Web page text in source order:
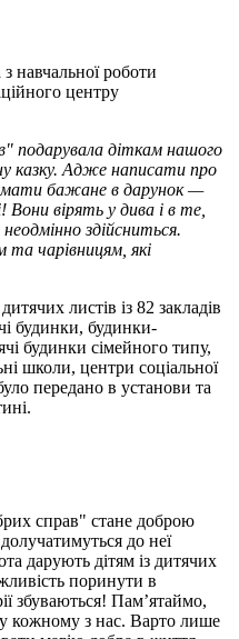
навчальної роботи
центру
подарувала діткам нашого
казку. Адже написати про
бажане в дарунок —
Вони вірять у дива і в те,
здійсниться.
та чарівницям, які
листів із 82 закладів
будинки, будинки-
будинки сімейного типу,
школи, центри соціальної
передано в установи та
справ" стане доброю
до неї
дарують дітям із дитячих
поринути в
збуваються! Пам’ятаймо,
кожному з нас. Варто лише